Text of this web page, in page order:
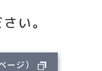
い。
ジ）